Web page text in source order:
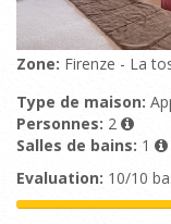
Zone: Firenze - La
Type de maison:
Personnes: 2
Salles de bains: 1
Evaluation: 10/10